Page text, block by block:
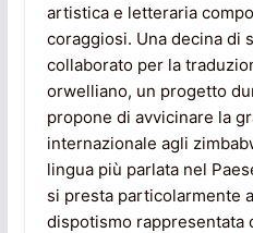
artistica e letteraria
coraggiosi. Una decina di
collaborato per la
orwelliano, un progetto
propone di avvicinare la
internazionale agli
lingua più parlata nel
si presta particolarmente
dispotismo rappresentata